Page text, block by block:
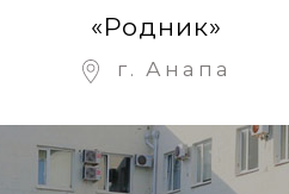
«Родник»
г. Анапа